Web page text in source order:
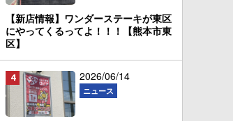
【新店情報】ワンダーステーキが東区
にやってくるってよ！！！【熊本市東
区】
2026/06/14
ニュース